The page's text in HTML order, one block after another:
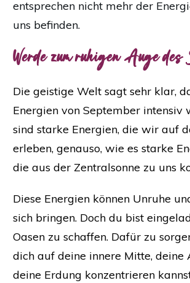
entsprechen nicht mehr der
uns befinden.
Werde zum ruhigen Auge des
Die geistige Welt sagt sehr klar,
Energien von September intensiv
sind starke Energien, die wir auf
erleben, genauso, wie es starke
die aus der Zentralsonne zu uns
Diese Energien können Unruhe
sich bringen. Doch du bist
Oasen zu schaffen. Dafür zu
dich auf deine innere Mitte, deine
deine Erdung konzentrieren